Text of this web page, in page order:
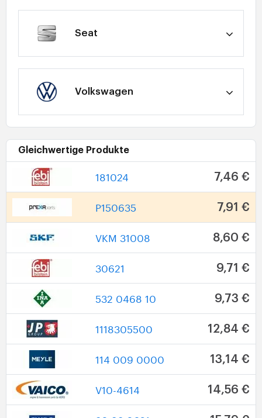
Seat
Volkswagen
Gleichwertige Produkte
181024 7,46 €
P150635 7,91 €
VKM 31008 8,60 €
30621 9,71 €
532 0468 10 9,73 €
1118305500 12,84 €
114 009 0000 13,14 €
V10-4614 14,56 €